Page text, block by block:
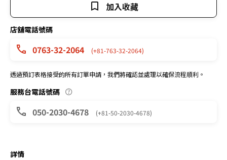
加入收藏
店舖電話號碼
0763-32-2064 (+81-763-32-2064)
透過預訂表格接受的所有訂單申請，我們將確認並處理以確保流程順利。
服務台電話號碼
050-2030-4678 (+81-50-2030-4678)
詳情